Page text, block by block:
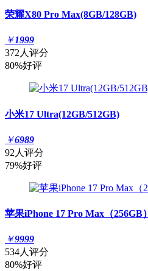
荣耀X80 Pro Max(8GB/128GB)
￥1999
372人评分
80%好评
小米17 Ultra(12GB/512GB)
￥6989
92人评分
79%好评
苹果iPhone 17 Pro Max（256GB）
￥9999
534人评分
80%好评